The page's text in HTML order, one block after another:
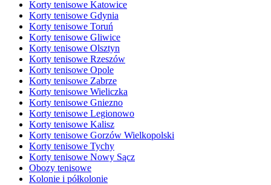
Korty tenisowe Katowice
Korty tenisowe Gdynia
Korty tenisowe Toruń
Korty tenisowe Gliwice
Korty tenisowe Olsztyn
Korty tenisowe Rzeszów
Korty tenisowe Opole
Korty tenisowe Zabrze
Korty tenisowe Wieliczka
Korty tenisowe Gniezno
Korty tenisowe Legionowo
Korty tenisowe Kalisz
Korty tenisowe Gorzów Wielkopolski
Korty tenisowe Tychy
Korty tenisowe Nowy Sącz
Obozy tenisowe
Kolonie i półkolonie